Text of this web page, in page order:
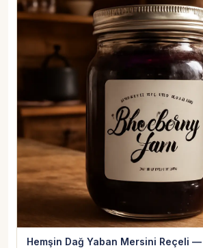
Hemşin Dağ Yaban Mersini Reçeli